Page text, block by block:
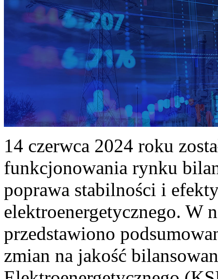
14 czerwca 2024 roku
funkcjonowania rynku
poprawa stabilności i
elektroenergetycznego. W
przedstawiono
zmian na jakość